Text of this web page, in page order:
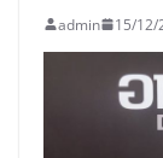
admin 15/12/